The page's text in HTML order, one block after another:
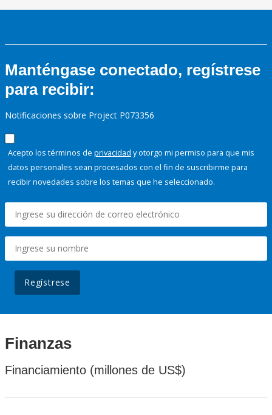
Manténgase conectado, regístrese
para recibir:
Notificaciones sobre Project P073356
Acepto los términos de privacidad y otorgo mi permiso para que mis
datos personales sean procesados con el fin de suscribirme para
recibir novedades sobre los temas que he seleccionado.
Regístrese
Finanzas
Financiamiento (millones de US$)